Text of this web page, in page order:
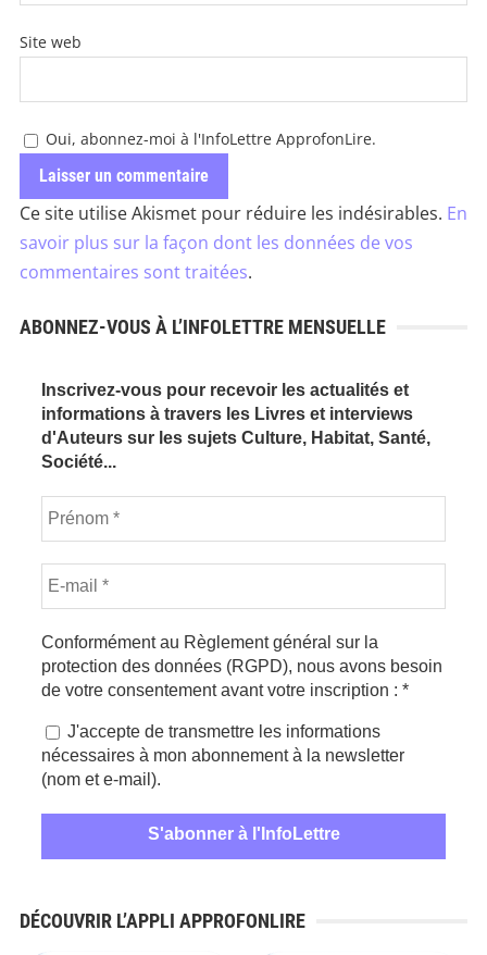
Site web
Oui, abonnez-moi à l'InfoLettre ApprofonLire.
Ce site utilise Akismet pour réduire les indésirables. En
savoir plus sur la façon dont les données de vos
commentaires sont traitées.
ABONNEZ-VOUS À L’INFOLETTRE MENSUELLE
Inscrivez-vous pour recevoir les actualités et
informations à travers les Livres et interviews
d'Auteurs sur les sujets Culture, Habitat, Santé,
Société...
Conformément au Règlement général sur la
protection des données (RGPD), nous avons besoin
de votre consentement avant votre inscription : *
J'accepte de transmettre les informations
nécessaires à mon abonnement à la newsletter
(nom et e-mail).
DÉCOUVRIR L’APPLI APPROFONLIRE